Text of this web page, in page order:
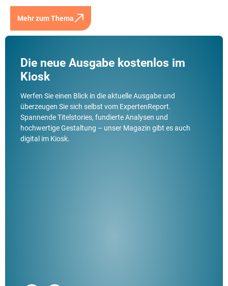
Mehr zum Thema
Die neue Ausgabe kostenlos im
Kiosk
Werfen Sie einen Blick in die aktuelle Ausgabe und
überzeugen Sie sich selbst vom ExpertenReport.
Spannende Titelstories, fundierte Analysen und
hochwertige Gestaltung – unser Magazin gibt es auch
digital im Kiosk.